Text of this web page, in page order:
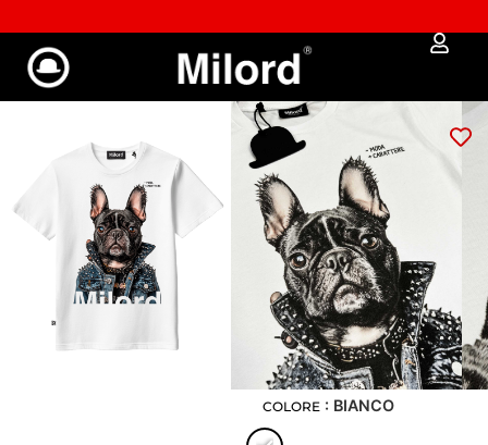
✔︎ Spedizione e reso gratuiti da €100
T-shirt REBEL BULLY
(limited)
Art: 2051
39,00 33,15€
GUIDA ALLE MISURE
: XS
XS S M
L
XXL
COLORE : BIANCO